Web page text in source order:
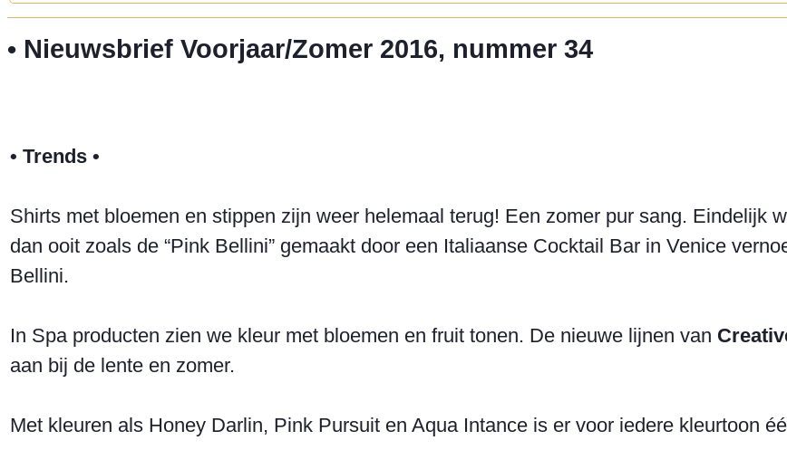
• Nieuwsbrief Voorjaar/Zomer 2016, nummer 34
• Trends •
Shirts met bloemen en stippen zijn weer helemaal terug! Een zomer pur sang. Eindelijk
dan ooit zoals de “Pink Bellini” gemaakt door een Italiaanse Cocktail Bar in Venice
Bellini.
In Spa producten zien we kleur met bloemen en fruit tonen. De nieuwe lijnen van
aan bij de lente en zomer.
Met kleuren als Honey Darlin, Pink Pursuit en Aqua Intance is er voor iedere kleurtoon